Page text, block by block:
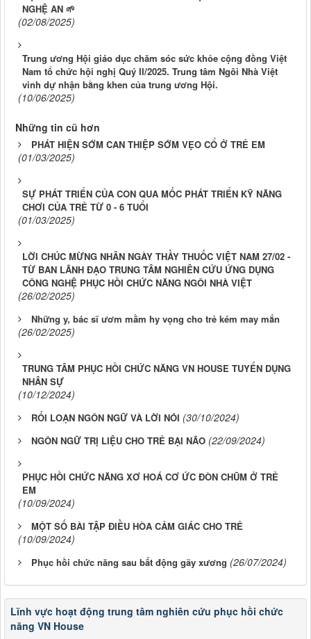
NGHỆ AN 🌱
(02/08/2025)
Trung ương Hội giáo dục chăm sóc sức khỏe cộng đồng Việt
Nam tổ chức hội nghị Quý II/2025. Trung tâm Ngôi Nhà Việt
vinh dự nhận bằng khen của trung ương Hội.
(10/06/2025)
Những tin cũ hơn
PHÁT HIỆN SỚM CAN THIỆP SỚM VẸO CỔ Ở TRẺ EM
(01/03/2025)
SỰ PHÁT TRIỂN CỦA CON QUA MỐC PHÁT TRIỂN KỸ NĂNG
CHƠI CỦA TRẺ TỪ 0 - 6 TUỔI
(01/03/2025)
LỜI CHÚC MỪNG NHÂN NGÀY THẦY THUỐC VIỆT NAM 27/02 -
TỪ BAN LÃNH ĐẠO TRUNG TÂM NGHIÊN CỨU ỨNG DỤNG
CÔNG NGHỆ PHỤC HỒI CHỨC NĂNG NGÔI NHÀ VIỆT
(26/02/2025)
Những y, bác sĩ ươm mầm hy vọng cho trẻ kém may mắn
(26/02/2025)
TRUNG TÂM PHỤC HỒI CHỨC NĂNG VN HOUSE TUYỂN DỤNG
NHÂN SỰ
(10/12/2024)
RỐI LOẠN NGÔN NGỮ VÀ LỜI NÓI (30/10/2024)
NGÔN NGỮ TRỊ LIỆU CHO TRẺ BẠI NÃO (22/09/2024)
PHỤC HỒI CHỨC NĂNG XƠ HOÁ CƠ ỨC ĐÒN CHŨM Ở TRẺ
EM
(10/09/2024)
MỘT SỐ BÀI TẬP ĐIỀU HÒA CẢM GIÁC CHO TRẺ
(10/09/2024)
Phục hồi chức năng sau bất động gãy xương (26/07/2024)
Lĩnh vực hoạt động trung tâm nghiên cứu phục hồi chức
năng VN House